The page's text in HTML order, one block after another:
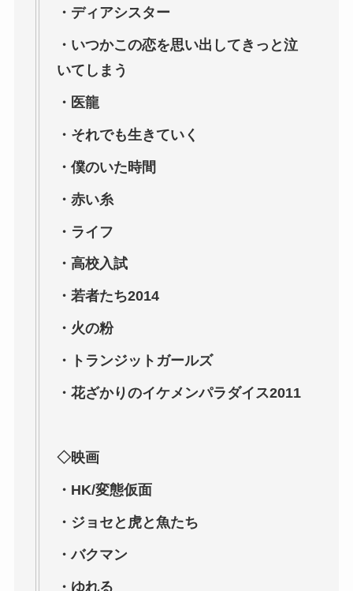
・ディアシスター
・いつかこの恋を思い出してきっと泣
いてしまう
・医龍
・それでも生きていく
・僕のいた時間
・赤い糸
・ライフ
・高校入試
・若者たち2014
・火の粉
・トランジットガールズ
・花ざかりのイケメンパラダイス2011
◇映画
・HK/変態仮面
・ジョセと虎と魚たち
・バクマン
・ゆれる